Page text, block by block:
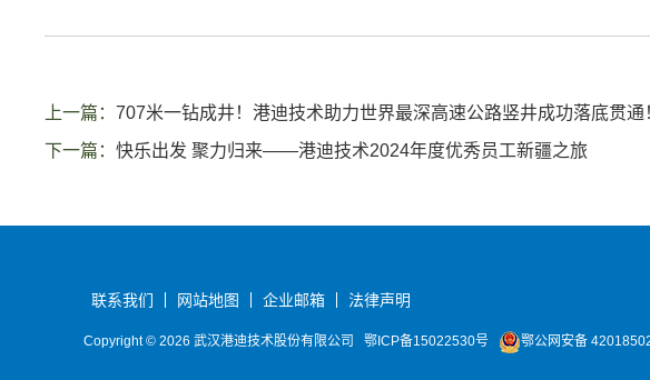
上一篇：707米一钻成井！港迪技术助力世界最深高速公路竖井成功落底贯通
下一篇：快乐出发 聚力归来——港迪技术2024年度优秀员工新疆之旅
联系我们 网站地图 企业邮箱 法律声明
Copyright © 2026 武汉港迪技术股份有限公司 鄂ICP备15022530号 鄂公网安备